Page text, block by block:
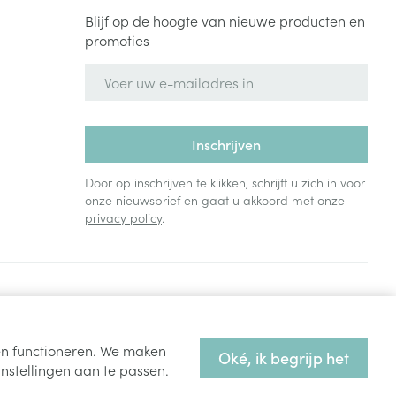
functioneren. We maken
aan te passen.
Oké, ik begrijp het
Blijf op de hoogte van nieuwe producten en
promoties
Inschrijven
Door op inschrijven te klikken, schrijft u zich in voor
onze nieuwsbrief en gaat u akkoord met onze
privacy policy.